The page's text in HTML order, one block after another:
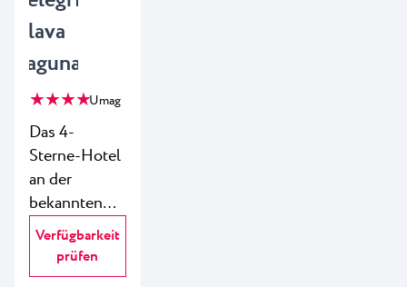
Plava
Laguna
★ ★ ★ ★Umag
Das 4-
Sterne-Hotel
an der
bekannten
und
beliebten
Lage in
Verfügbarkeit
prüfen